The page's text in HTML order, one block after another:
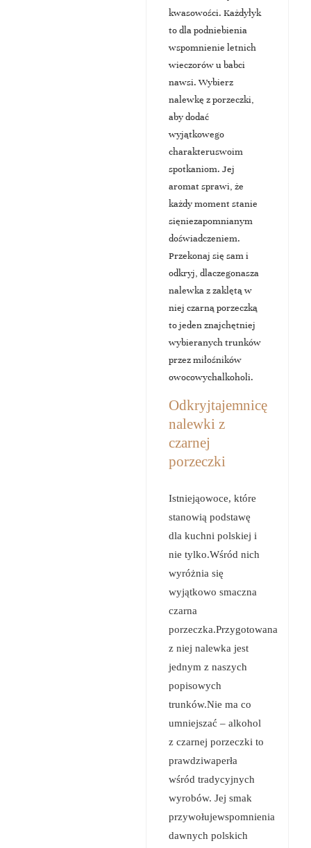
kwasowości. Każdyłyk
to dla podniebienia
wspomnienie letnich
wieczorów u babci
nawsi. Wybierz
nalewkę z porzeczki,
aby dodać
wyjątkowego
charakteruswoim
spotkaniom. Jej
aromat sprawi, że
każdy moment stanie
sięniezapomnianym
doświadczeniem.
Przekonaj się sam i
odkryj, dlaczegonasza
nalewka z zaklętą w
niej czarną porzeczką
to jeden znajchętniej
wybieranych trunków
przez miłośników
owocowychalkoholi.
Odkryjtajemnicę
nalewki z
czarnej
porzeczki
Istniejąowoce, które
stanowią podstawę
dla kuchni polskiej i
nie tylko.Wśród nich
wyróżnia się
wyjątkowo smaczna
czarna
porzeczka.Przygotowana
z niej nalewka jest
jednym z naszych
popisowych
trunków.Nie ma co
umniejszać – alkohol
z czarnej porzeczki to
prawdziwaperła
wśród tradycyjnych
wyrobów. Jej smak
przywołujewspomnienia
dawnych polskich